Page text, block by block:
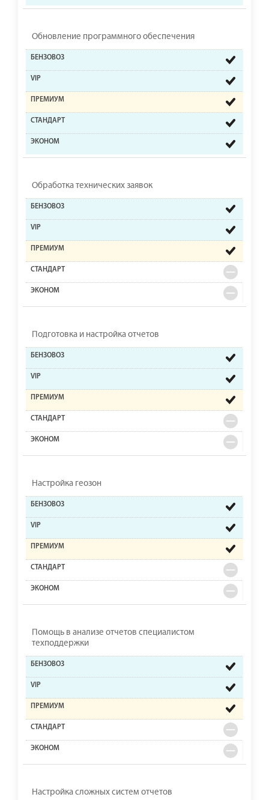
Обновление программного обеспечения
Обработка технических заявок
Подготовка и настройка отчетов
Настройка геозон
Помощь в анализе отчетов специалистом
техподдержки
Настройка сложных систем отчетов